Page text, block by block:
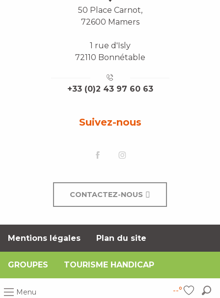
Menu --°
50 Place Carnot,
72600 Mamers
1 rue d'Isly
72110 Bonnétable
+33 (0)2 43 97 60 63
Suivez-nous
CONTACTEZ-NOUS
Mentions légales Plan du site
GROUPES TOURISME HANDICAP